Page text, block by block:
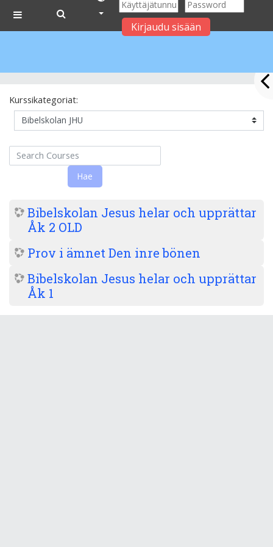
Siirry pääsisältöön
Side panel Kirjaudu sisään
Kurssikategoriat:
Hae
Bibelskolan Jesus helar och upprättar
Åk 2 OLD
Prov i ämnet Den inre bönen
Bibelskolan Jesus helar och upprättar
Åk 1